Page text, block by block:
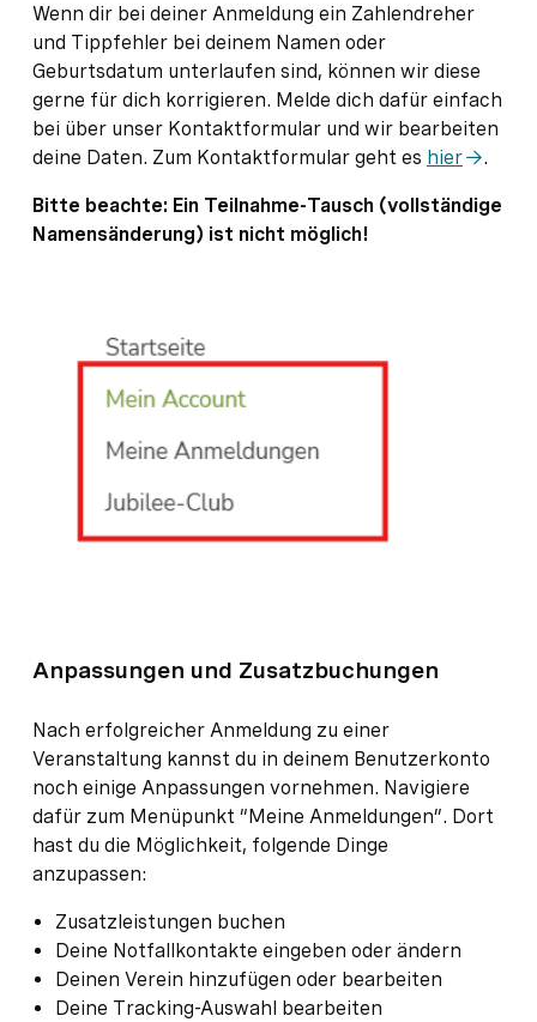
Wenn dir bei deiner Anmeldung ein Zahlendreher
und Tippfehler bei deinem Namen oder
Geburtsdatum unterlaufen sind, können wir diese
gerne für dich korrigieren. Melde dich dafür einfach
bei über unser Kontaktformular und wir bearbeiten
deine Daten. Zum Kontaktformular geht es hier .
Bitte beachte: Ein Teilnahme-Tausch (vollständige
Namensänderung) ist nicht möglich!
Anpassungen und Zusatzbuchungen
Nach erfolgreicher Anmeldung zu einer
Veranstaltung kannst du in deinem Benutzerkonto
noch einige Anpassungen vornehmen. Navigiere
dafür zum Menüpunkt “Meine Anmeldungen”. Dort
hast du die Möglichkeit, folgende Dinge
anzupassen:
Zusatzleistungen buchen
Deine Notfallkontakte eingeben oder ändern
Deinen Verein hinzufügen oder bearbeiten
Deine Tracking-Auswahl bearbeiten